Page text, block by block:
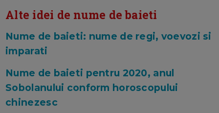
Alte idei de nume de baieti
Nume de baieti: nume de regi, voevozi si
imparati
Nume de baieti pentru 2020, anul
Sobolanului conform horoscopului
chinezesc